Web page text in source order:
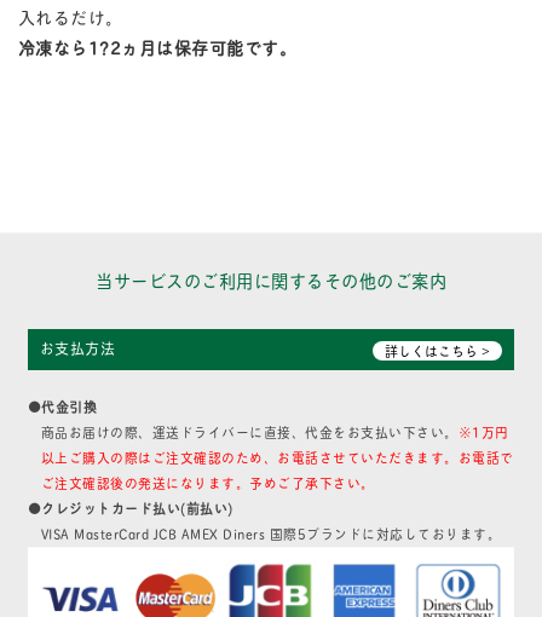
入れるだけ。
冷凍なら1?2ヵ月は保存可能です。
当サービスのご利用に関するその他のご案内
お支払方法 詳しくはこちら >
●代金引換
商品お届けの際、運送ドライバーに直接、代金をお支払い下さい。 ※1万円
以上ご購入の際はご注文確認のため、お電話させていただきます。お電話で
ご注文確認後の発送になります。予めご了承下さい。
●クレジットカード払い(前払い)
VISA MasterCard JCB AMEX Diners 国際5ブランドに対応しております。